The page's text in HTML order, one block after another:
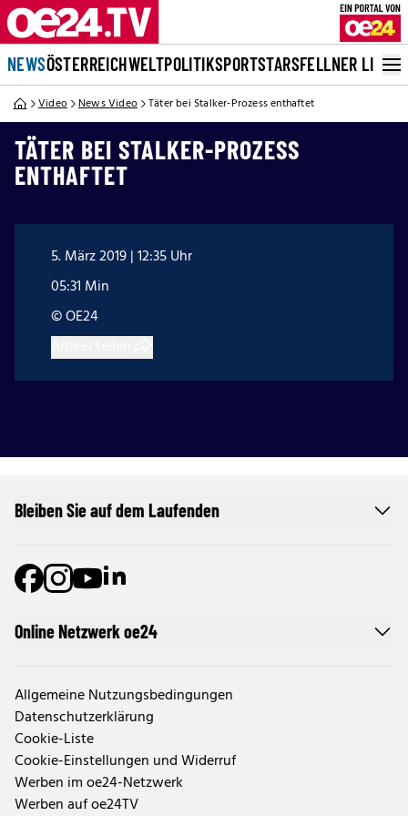
NEWSÖSTERREICHWELTPOLITIKSPORTSTARSFELLNER LIVE
Video News Video Täter bei Stalker-Prozess enthaftet
TÄTER BEI STALKER-PROZESS
ENTHAFTET
5. März 2019 | 12:35 Uhr
05:31 Min
© OE24
Online Netzwerk oe24
Allgemeine Nutzungsbedingungen
Datenschutzerklärung
Cookie-Liste
Cookie-Einstellungen und Widerruf
Werben im oe24-Netzwerk
Werben auf oe24TV
Bleiben Sie auf dem Laufenden